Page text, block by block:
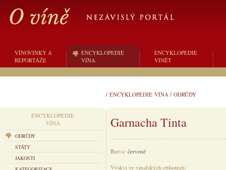
VÍNOVINKY A
REPORTÁŽE
ENCYKLOPEDIE
VÍNA
ENCYKLOPEDIE
VINĚT
/ ENCYKLOPEDIE VÍNA / ODRŮDY
ENCYKLOPEDIE
VÍNA
ODRŮDY
STÁTY
JAKOSTI
Garnacha Tinta
Barva: červené
Výskyt ve vinařských oblastech: